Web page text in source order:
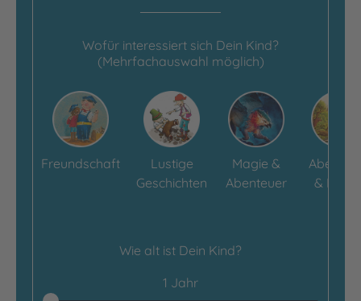
Wofür interessiert sich Dein Kind?
(Mehrfachauswahl möglich)
Freundschaft
Lustige
Geschichten
Magie &
Abenteuer
&
Wie alt ist Dein Kind?
1 Jahr